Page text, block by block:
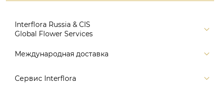
Interflora Russia & CIS
Global Flower Services
Версия для печати
Поиск
Международная доставка
Россия
Сервис Interflora